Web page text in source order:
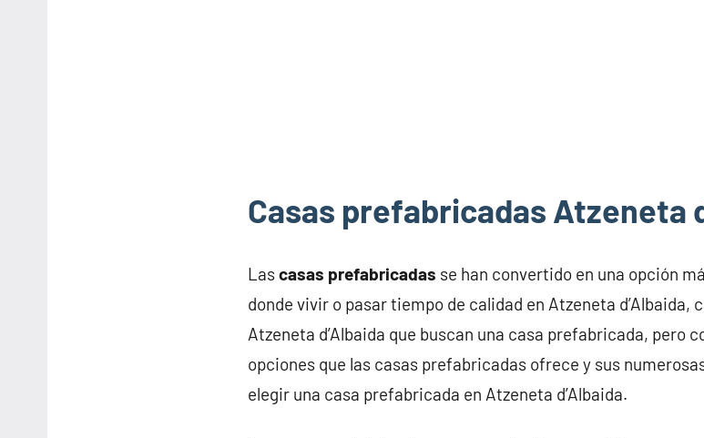
Casas prefabricadas Atzeneta
Lascasas prefabricadas se han convertido en una opción
donde vivir o pasar tiempo de calidad en Atzeneta d’Albaida,
Atzeneta d’Albaida que buscan una casa prefabricada, pero
opciones que las casas prefabricadas ofrece y sus
elegir una casa prefabricada en Atzeneta d’Albaida.